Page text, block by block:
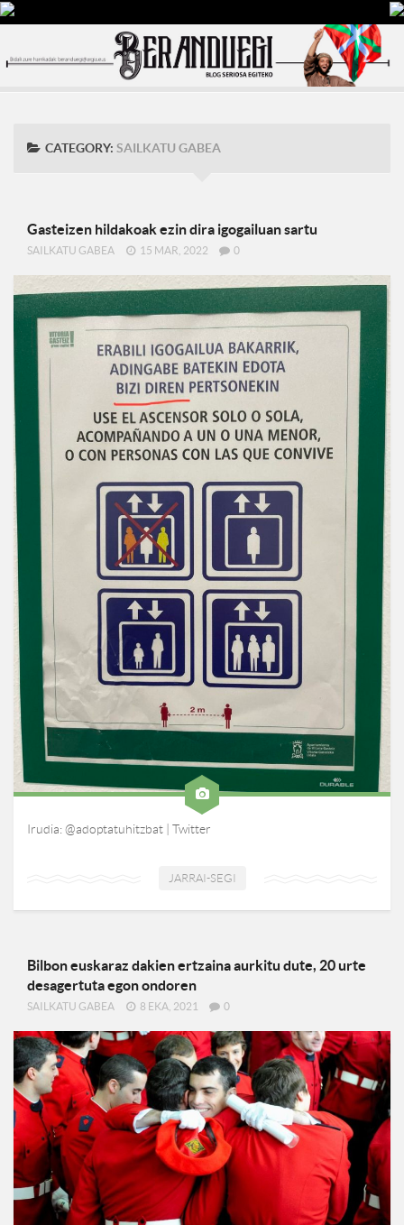
CATEGORY: SAILKATU GABEA
Gasteizen hildakoak ezin dira igogailuan sartu
SAILKATU GABEA 15 MAR, 2022 0
Irudia: @adoptatuhitzbat | Twitter
JARRAI-SEGI
Bilbon euskaraz dakien ertzaina aurkitu dute, 20 urte
desagertuta egon ondoren
SAILKATU GABEA 8 EKA, 2021 0